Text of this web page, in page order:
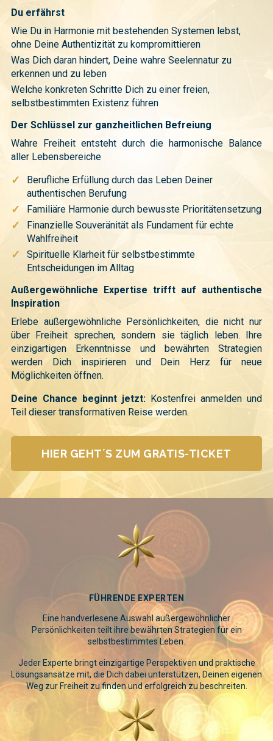
Du erfährst
Wie Du in Harmonie mit bestehenden Systemen lebst,
ohne Deine Authentizität zu kompromittieren
Was Dich daran hindert, Deine wahre Seelennatur zu
erkennen und zu leben
Welche konkreten Schritte Dich zu einer freien,
selbstbestimmten Existenz führen
Der Schlüssel zur ganzheitlichen Befreiung
Wahre Freiheit entsteht durch die harmonische Balance
aller Lebensbereiche
✓
Berufliche Erfüllung durch das Leben Deiner
authentischen Berufung
✓ Familiäre Harmonie durch bewusste Prioritätensetzung
✓
Finanzielle Souveränität als Fundament für echte
Wahlfreiheit
✓
Spirituelle Klarheit für selbstbestimmte
Entscheidungen im Alltag
Außergewöhnliche Expertise trifft auf authentische
Inspiration
Erlebe außergewöhnliche Persönlichkeiten, die nicht nur
über Freiheit sprechen, sondern sie täglich leben. Ihre
einzigartigen Erkenntnisse und bewährten Strategien
werden Dich inspirieren und Dein Herz für neue
Möglichkeiten öffnen.
Deine Chance beginnt jetzt: Kostenfrei anmelden und
Teil dieser transformativen Reise werden.
HIER GEHT´S ZUM GRATIS-TICKET
FÜHRENDE EXPERTEN
Eine handverlesene Auswahl außergewöhnlicher
Persönlichkeiten teilt ihre bewährten Strategien für ein
selbstbestimmtes Leben.
Jeder Experte bringt einzigartige Perspektiven und praktische
Lösungsansätze mit, die Dich dabei unterstützen, Deinen eigenen
Weg zur Freiheit zu finden und erfolgreich zu beschreiten.